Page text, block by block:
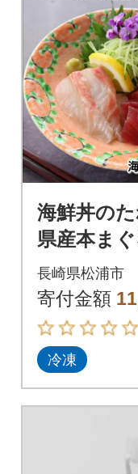
海鮮丼の
県産本ま
仕立ての
ト2種300g
長崎県松浦市
寄付金額
冷凍